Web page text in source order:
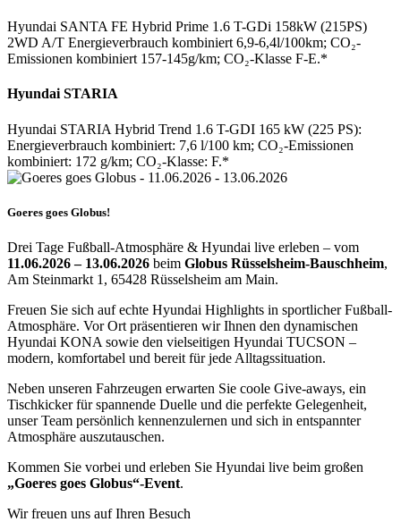
Hyundai SANTA FE Hybrid Prime 1.6 T-GDi 158kW (215PS)
2WD A/T Energieverbrauch kombiniert 6,9-6,4l/100km; CO₂-
Emissionen kombiniert 157-145g/km; CO₂-Klasse F-E.*
Hyundai STARIA
Hyundai STARIA Hybrid Trend 1.6 T-GDI 165 kW (225 PS):
Energieverbrauch kombiniert: 7,6 l/100 km; CO₂-Emissionen
kombiniert: 172 g/km; CO₂-Klasse: F.*
Goeres goes Globus!
Drei Tage Fußball-Atmosphäre & Hyundai live erleben – vom
11.06.2026 – 13.06.2026 beim Globus Rüsselsheim-Bauschheim,
Am Steinmarkt 1, 65428 Rüsselsheim am Main.
Freuen Sie sich auf echte Hyundai Highlights in sportlicher Fußball-
Atmosphäre. Vor Ort präsentieren wir Ihnen den dynamischen
Hyundai KONA sowie den vielseitigen Hyundai TUCSON –
modern, komfortabel und bereit für jede Alltagssituation.
Neben unseren Fahrzeugen erwarten Sie coole Give-aways, ein
Tischkicker für spannende Duelle und die perfekte Gelegenheit,
unser Team persönlich kennenzulernen und sich in entspannter
Atmosphäre auszutauschen.
Kommen Sie vorbei und erleben Sie Hyundai live beim großen
„Goeres goes Globus“-Event.
Wir freuen uns auf Ihren Besuch